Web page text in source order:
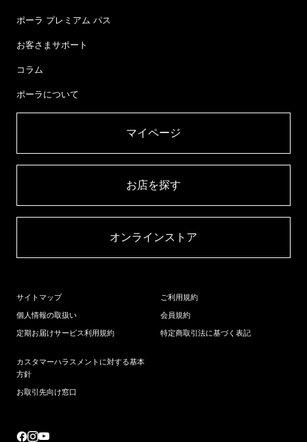
ポーラ プレミアム パス
お客さまサポート
コラム
ポーラについて
マイページ​
お店を探す​
オンラインストア​
サイトマップ
個人情報の取扱い
定期お届けサービス利用規約
ご利用規約
会員規約
特定商取引法に基づく表記
カスタマーハラスメントに対する基本
方針
お取引先向け窓口